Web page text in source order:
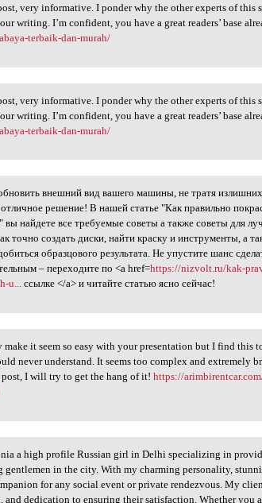
post, very
very informative. I ponder why the other experts of this
writing. I’m confident, you have a great readers’ base
terbaik-dan-murah/
post, very
very informative. I ponder why the other experts of this
writing. I’m confident, you have a great readers’ base
terbaik-dan-murah/
обновить внешний вид
внешний вид вашего машины, не тратя
решение! В нашей статье "Как правильно
вы найдете все требуемые советы а также советы для
точно создать диски, найти краску и инструменты, а
образцового результата. Не упустите шанс
– переходите по <a href=https://nizvolt.ru/kak-
u... ссылке </a> и читайте статью ясно сейчас!
make it seem so
make it seem so easy with your presentation but I find this
never understand. It seems too complex and extremely
I will try to get the hang of it!https://
a high profile
a high profile Russian girl in Delhi specializing in
gentlemen in the city. With my charming personality,
for any social event or private rendezvous. My
and dedication to ensuring their satisfaction. Whether you